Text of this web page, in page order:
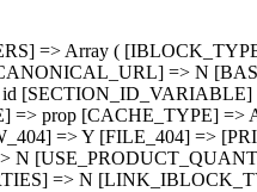
=> 0 [SECTION_CODE] => used [SECTION_URL] => /instock/#SECTION_CODE_PATH#/ [DETAIL_URL] => /instock/#SECTION_CODE_PATH#/#ELEMENT_CODE#/ [CONVERT_CURRENCY] => [CURRENCY_ID] => [HIDE_NOT_AVAILABLE] => [HIDE_NOT_AVAILABLE_OFFERS] => [USE_ELEMENT_COUNTER] => Y [SHOW_DEACTIVATED] => N [USE_MAIN_ELEMENT_SECTION] => Y [STRICT_SECTION_CHECK] => Y [ADD_PICT_PROP] => - [LABEL_PROP] => Array ( ) [LABEL_PROP_MOBILE] => [LABEL_PROP_POSITION] => [OFFER_ADD_PICT_PROP] => [OFFER_TREE_PROPS] => Array ( ) [PRODUCT_SUBSCRIPTION] => [SHOW_DISCOUNT_PERCENT] => [DISCOUNT_PERCENT_POSITION] => [SHOW_OLD_PRICE] => [SHOW_MAX_QUANTITY] => [MESS_SHOW_MAX_QUANTITY] => [RELATIVE_QUANTITY_FACTOR] => [MESS_RELATIVE_QUANTITY_MANY] => [MESS_RELATIVE_QUANTITY_FEW] => [MESS_BTN_BUY] => Купить [MESS_BTN_ADD_TO_BASKET] => В корзину [MESS_BTN_SUBSCRIBE] => Подписаться [MESS_BTN_DETAIL] => Подробнее [MESS_NOT_AVAILABLE] => Нет в наличии [MESS_BTN_COMPARE] => Сравнение [MESS_PRICE_RANGES_TITLE] => [MESS_DESCRIPTION_TAB] => [MESS_PROPERTIES_TAB] =>